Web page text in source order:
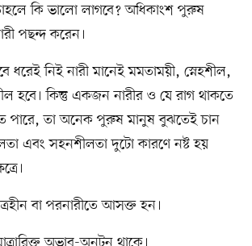
কি ভালো লাগবে? অধিকাংশ পুরুষ
পছন্দ করেন।
ধরেই নিই নারী মানেই মমতাময়ী, স্নেহশীল,
হবে। কিন্তু একজন নারীর ও যে রাগ থাকতে
পারে, তা অনেক পুরুষ মানুষ বুঝতেই চান
এবং সহনশীলতা দুটো কারণে নষ্ট হয়
বা পরনারীতে আসক্ত হন।